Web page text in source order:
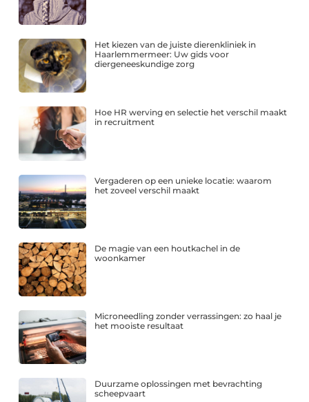
Het kiezen van de juiste dierenkliniek in
Haarlemmermeer: Uw gids voor
diergeneeskundige zorg
Hoe HR werving en selectie het verschil maakt
in recruitment
Vergaderen op een unieke locatie: waarom
het zoveel verschil maakt
De magie van een houtkachel in de
woonkamer
Microneedling zonder verrassingen: zo haal je
het mooiste resultaat
Duurzame oplossingen met bevrachting
scheepvaart